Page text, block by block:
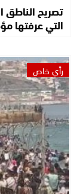
تصريح الناطق
التي عرفتها
رأي خاص